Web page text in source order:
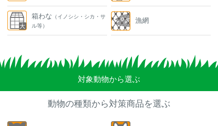
箱わな （イノシシ・シカ・サ
ル等）
漁網
対象動物から選ぶ
動物の種類から対策商品を選ぶ